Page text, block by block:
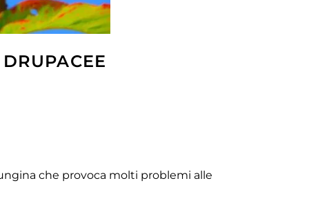
che provoca molti problemi alle